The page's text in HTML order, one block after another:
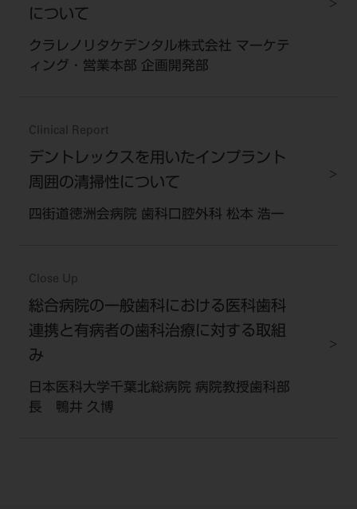
について
クラレノリタケデンタル株式会社 マーケテ
ィング・営業本部 企画開発部
Clinical Report
デントレックスを用いたインプラント
周囲の清掃性について
四街道徳洲会病院 歯科口腔外科 松本 浩一
Close Up
総合病院の一般歯科における医科歯科
連携と有病者の歯科治療に対する取組
み
日本医科大学千葉北総病院 病院教授歯科部
長 鴨井 久博